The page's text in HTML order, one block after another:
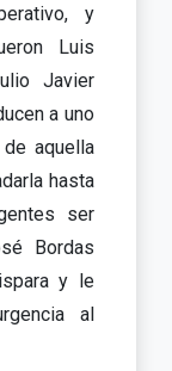
y
Luis
Javier
a uno
aquella
hasta
ser
Bordas
y le
al